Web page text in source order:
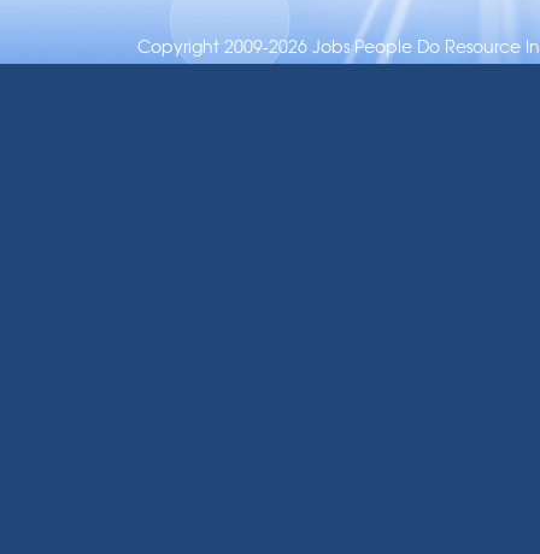
Copyright 2009-2026 Jobs People Do Resource